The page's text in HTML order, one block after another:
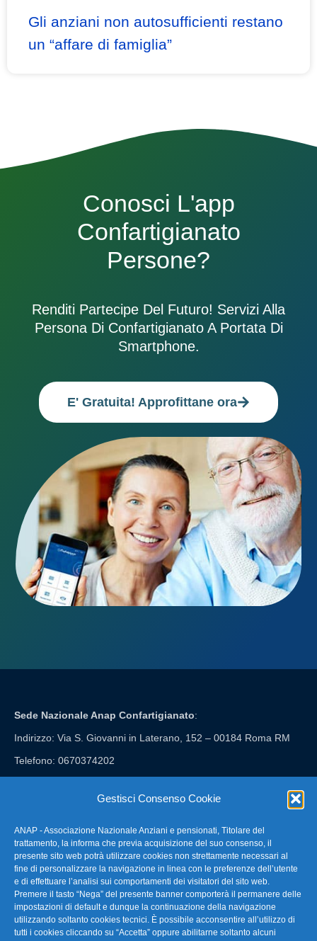
Gestisci Consenso Cookie
ANAP - Associazione Nazionale Anziani e pensionati, Titolare del
trattamento, la informa che previa acquisizione del suo consenso, il
presente sito web potrà utilizzare cookies non strettamente necessari al
fine di personalizzare la navigazione in linea con le preferenze dell’utente
e di effettuare l’analisi sui comportamenti dei visitatori del sito web.
Premere il tasto “Nega” del presente banner comporterà il permanere delle
impostazioni di default e dunque la continuazione della navigazione
utilizzando soltanto cookies tecnici. È possibile acconsentire all’utilizzo di
tutti i cookies cliccando su “Accetta” oppure abilitarne soltanto alcuni
Gli anziani non autosufficienti restano
un “affare di famiglia”
Conosci L'app
Confartigianato
Persone?
Renditi Partecipe Del Futuro! Servizi Alla
Persona Di Confartigianato A Portata Di
Smartphone.
E' Gratuita! Approfittane ora
Sede Nazionale Anap Confartigianato:
Indirizzo: Via S. Giovanni in Laterano, 152 – 00184 Roma RM
Telefono: 0670374202
FAQ – Domande Frequenti
La nostra Newsletter
Link Utili